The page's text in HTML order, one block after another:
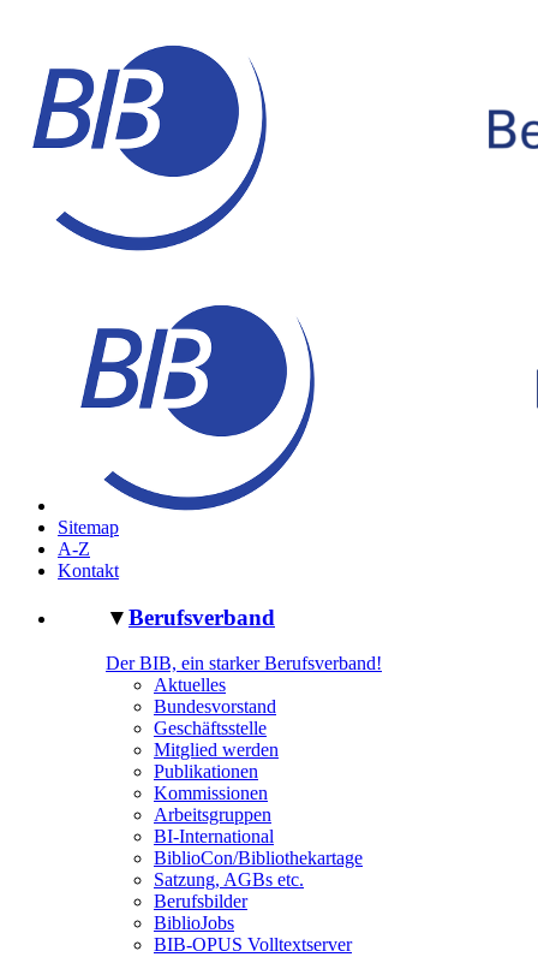
Sitemap
A-Z
Kontakt
▼Berufsverband
Der BIB, ein starker Berufsverband!
Aktuelles
Bundesvorstand
Geschäftsstelle
Mitglied werden
Publikationen
Kommissionen
Arbeitsgruppen
BI-International
BiblioCon/Bibliothekartage
Satzung, AGBs etc.
Berufsbilder
BiblioJobs
BIB-OPUS Volltextserver